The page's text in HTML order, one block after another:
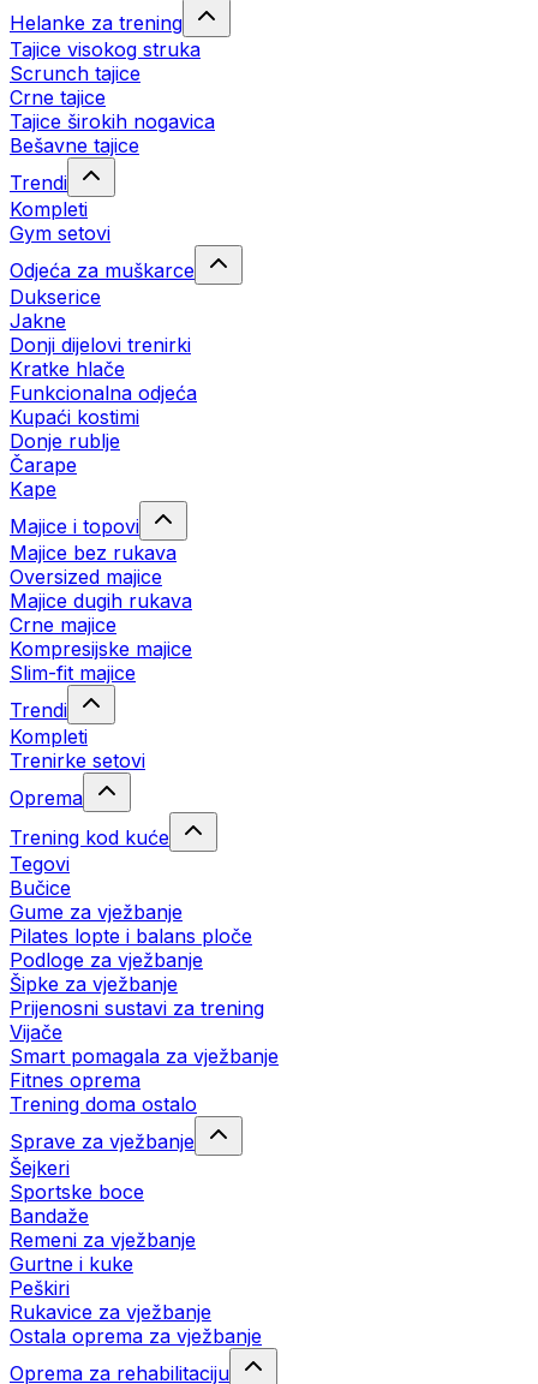
Helanke za trening
Tajice visokog struka
Scrunch tajice
Crne tajice
Tajice širokih nogavica
Bešavne tajice
Trendi
Kompleti
Gym setovi
Odjeća za muškarce
Dukserice
Jakne
Donji dijelovi trenirki
Kratke hlače
Funkcionalna odjeća
Kupaći kostimi
Donje rublje
Čarape
Kape
Majice i topovi
Majice bez rukava
Oversized majice
Majice dugih rukava
Crne majice
Kompresijske majice
Slim-fit majice
Trendi
Kompleti
Trenirke setovi
Oprema
Trening kod kuće
Tegovi
Bučice
Gume za vježbanje
Pilates lopte i balans ploče
Podloge za vježbanje
Šipke za vježbanje
Prijenosni sustavi za trening
Vijače
Smart pomagala za vježbanje
Fitnes oprema
Trening doma ostalo
Sprave za vježbanje
Šejkeri
Sportske boce
Bandaže
Remeni za vježbanje
Gurtne i kuke
Peškiri
Rukavice za vježbanje
Ostala oprema za vježbanje
Oprema za rehabilitaciju